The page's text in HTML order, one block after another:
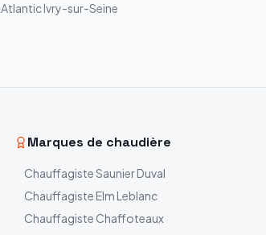
AtlanticIvry-sur-Seine
Marques de chaudière
ChauffagisteSaunier Duval
Chauffagiste Elm Leblanc
Chauffagiste Chaffoteaux